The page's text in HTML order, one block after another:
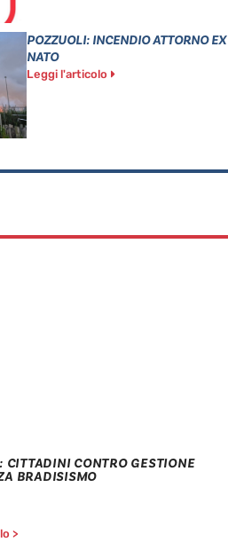
POZZUOLI: INCENDIO ATTORNO EX
NATO
Leggi l'articolo
CITTADINI CONTRO GESTIONE
BRADISISMO
>